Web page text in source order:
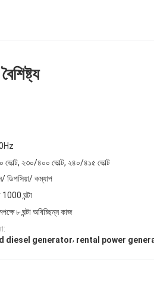
বৈশিষ্ট্য
ভোল্ট, ২৩০/৪০০ ভোল্ট, ২৪০/৪১৫ ভোল্ট
ডিপসিয়া/ কম্যাপ
1000 ঘন্টা
৮ ঘন্টা অবিচ্ছিন্ন কাজ
diesel generator, rental power